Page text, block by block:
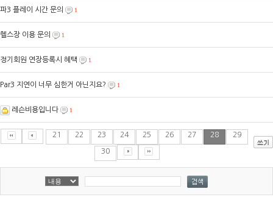
파3 플레이 시간 문의 1
헬스장 이용 문의 1
정기회원 연장등록시 혜택 1
Par3 지연이 너무 심한거 아닌지요? 1
레슨비용입니다 1
21 22 23 24 25 26 27 28 29
30